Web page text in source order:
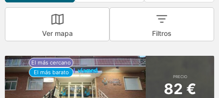
Ver mapa Filtros
PRECIO
82 €